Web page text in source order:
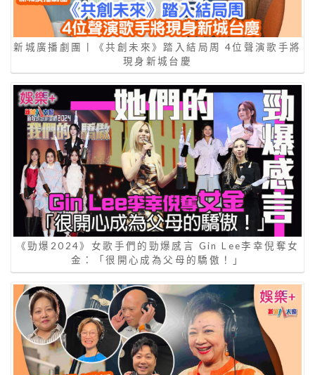
新城廣播劇團丨《共創未來》踏入結局周 4位聲演歌手將
現身新城台慶
《勁爆2024》女歌手們的勁爆感言 Gin Lee李幸倪奪女
金：「很開心成為父母的驕傲！」